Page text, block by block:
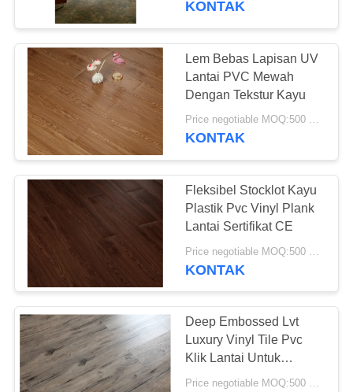
Vinyl Klik System
Flooring
37
Lantai Vinyl Lolos
15
KONTAK
Lem Bebas Lapisan UV
Lantai PVC Mewah
Dengan Tekstur Kayu
Price negotiable MOQ:500 meter persegi
KONTAK
Fleksibel Stocklot Kayu
Plastik Pvc Vinyl Plank
Lantai Sertifikat CE
KONTAK
Deep Embossed Lvt
Luxury Vinyl Tile Pvc
Klik Lantai Untuk
Dekorasi Rumah
Price negotiable MOQ:500 meter persegi